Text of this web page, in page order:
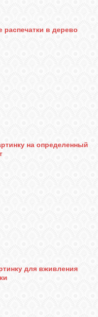
распечатки в дерево
на определенный
для вживления